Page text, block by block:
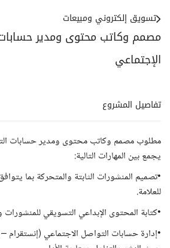
مصمم وكاتب محتوى ومدير
الإجتماعي
تسويق إلكتروني ومبيعات
تفاصيل المشروع
مطلوب مصمم وكاتب محتوى ومدير حسابات
يجمع بين المهارات التالية:
•تصميم المنشورات الثابتة والمتحركة بما
للعلامة.
•كتابة المحتوى الإبداعي التسويقي للمنشورات
•إدارة حسابات التواصل الاجتماعي